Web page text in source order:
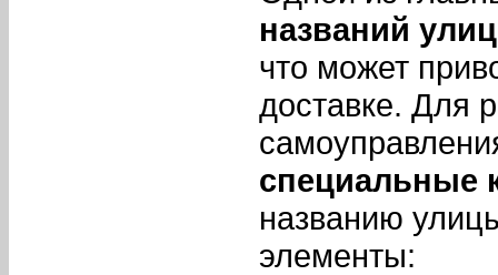
названий
что может
доставке. Для
специальные
названию
элементы: